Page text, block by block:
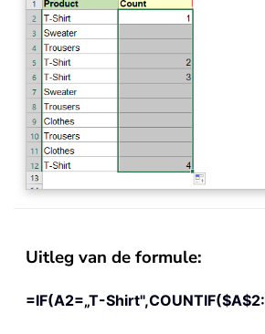
Uitleg van de formule:
=IF(A2=„T-